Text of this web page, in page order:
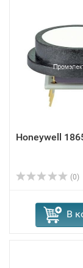
Honeywell
(0)
В